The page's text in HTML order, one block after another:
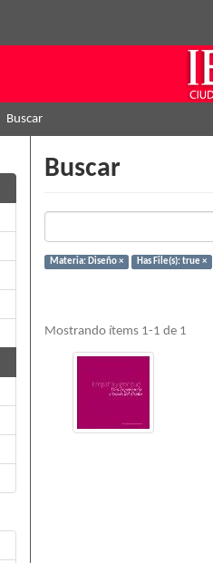
Buscar
Buscar
Materia: Diseño × Has File(s): true ×
Mostrando ítems 1-1 de 1